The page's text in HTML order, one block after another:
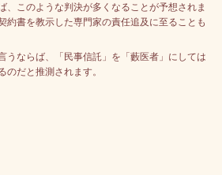
、このような判決が多くなることが予想されま
約書を教示した専門家の責任追及に至ることも
うならば、「民事信託」を「藪医者」にしては
のだと推測されます。